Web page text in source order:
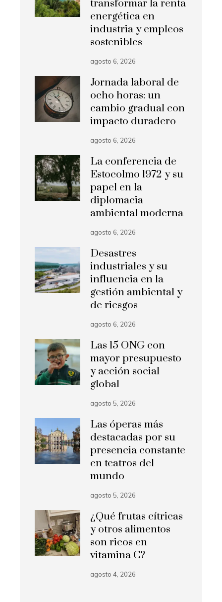
transformar la renta
energética en
industria y empleos
sostenibles
agosto 6, 2026
Jornada laboral de
ocho horas: un
cambio gradual con
impacto duradero
agosto 6, 2026
La conferencia de
Estocolmo 1972 y su
papel en la
diplomacia
ambiental moderna
agosto 6, 2026
Desastres
industriales y su
influencia en la
gestión ambiental y
de riesgos
agosto 6, 2026
Las 15 ONG con
mayor presupuesto
y acción social
global
agosto 5, 2026
Las óperas más
destacadas por su
presencia constante
en teatros del
mundo
agosto 5, 2026
¿Qué frutas cítricas
y otros alimentos
son ricos en
vitamina C?
agosto 4, 2026